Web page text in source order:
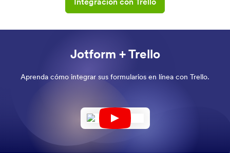
Jotform + Trello
Aprenda cómo integrar sus formularios en línea con Trello.